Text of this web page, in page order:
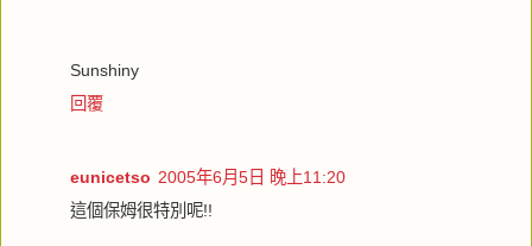
Sunshiny
回覆
eunicetso 2005年6月5日 晚上11:20
這個保姆很特別呢!!